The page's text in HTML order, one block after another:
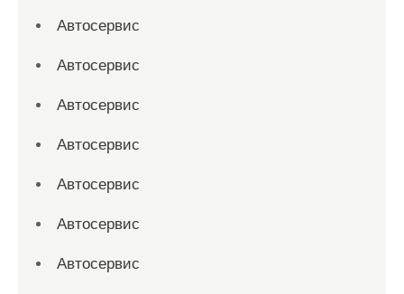
Автосервис
Автосервис
Автосервис
Автосервис
Автосервис
Автосервис
Автосервис